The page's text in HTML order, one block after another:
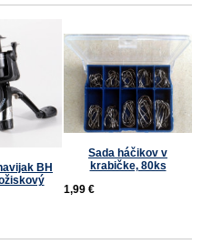
BH
Sada háčikov v
krabičke, 80ks
1,99 €